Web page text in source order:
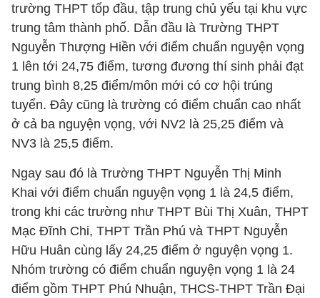
trường THPT tốp đầu, tập trung chủ yếu tại khu vực
trung tâm thành phố. Dẫn đầu là Trường THPT
Nguyễn Thượng Hiền với điểm chuẩn nguyện vọng
1 lên tới 24,75 điểm, tương đương thí sinh phải đạt
trung bình 8,25 điểm/môn mới có cơ hội trúng
tuyển. Đây cũng là trường có điểm chuẩn cao nhất
ở cả ba nguyện vọng, với NV2 là 25,25 điểm và
NV3 là 25,5 điểm.
Ngay sau đó là Trường THPT Nguyễn Thị Minh
Khai với điểm chuẩn nguyện vọng 1 là 24,5 điểm,
trong khi các trường như THPT Bùi Thị Xuân, THPT
Mạc Đĩnh Chi, THPT Trần Phú và THPT Nguyễn
Hữu Huân cùng lấy 24,25 điểm ở nguyện vọng 1.
Nhóm trường có điểm chuẩn nguyện vọng 1 là 24
điểm gồm THPT Phú Nhuận, THCS-THPT Trần Đại